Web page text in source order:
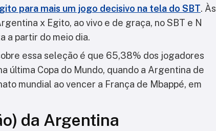
para mais um jogo decisivo na tela do SBT. Às
x Egito, ao vivo e de graça, no SBT e N
a partir do meio dia.
essa seleção é que 65,38% dos jogadores
última Copa do Mundo, quando a Argentina de
mundial ao vencer a França de Mbappé, em
da Argentina